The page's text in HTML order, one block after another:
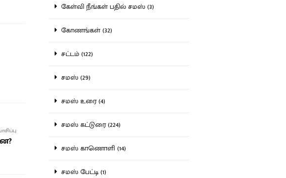
கேள்வி நீங்கள் பதில் சமஸ் (3)
கோணங்கள் (32)
சட்டம் (122)
சமஸ் (29)
சமஸ் உரை (4)
சமஸ் கட்டுரை (224)
சமஸ் காணொளி (14)
சமஸ் பேட்டி (1)